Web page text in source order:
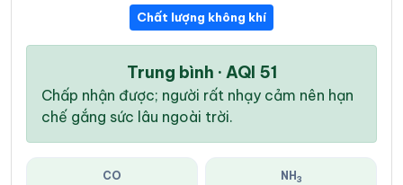
Chất lượng không khí
Trung bình · AQI 51
Chấp nhận được; người rất nhạy cảm nên hạn
chế gắng sức lâu ngoài trời.
CO NH 3